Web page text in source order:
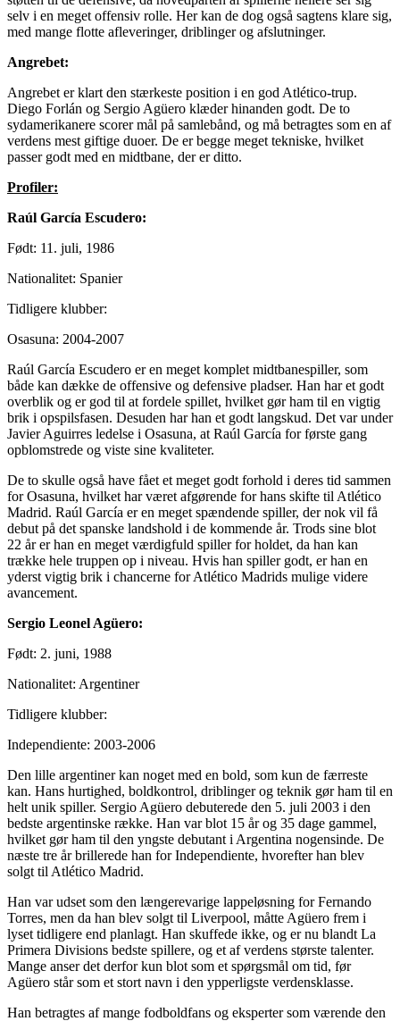
selv i en meget offensiv rolle. Her kan de dog også sagtens klare sig,
med mange flotte afleveringer, driblinger og afslutninger.
Angrebet:
Angrebet er klart den stærkeste position i en god Atlético-trup.
Diego Forlán og Sergio Agüero klæder hinanden godt. De to
sydamerikanere scorer mål på samlebånd, og må betragtes som en af
verdens mest giftige duoer. De er begge meget tekniske, hvilket
passer godt med en midtbane, der er ditto.
Profiler:
Raúl García Escudero:
Født: 11. juli, 1986
Nationalitet: Spanier
Tidligere klubber:
Osasuna: 2004-2007
Raúl García Escudero er en meget komplet midtbanespiller, som
både kan dække de offensive og defensive pladser. Han har et godt
overblik og er god til at fordele spillet, hvilket gør ham til en vigtig
brik i opspilsfasen. Desuden har han et godt langskud. Det var under
Javier Aguirres ledelse i Osasuna, at Raúl García for første gang
opblomstrede og viste sine kvaliteter.
De to skulle også have fået et meget godt forhold i deres tid sammen
for Osasuna, hvilket har været afgørende for hans skifte til Atlético
Madrid. Raúl García er en meget spændende spiller, der nok vil få
debut på det spanske landshold i de kommende år. Trods sine blot
22 år er han en meget værdigfuld spiller for holdet, da han kan
trække hele truppen op i niveau. Hvis han spiller godt, er han en
yderst vigtig brik i chancerne for Atlético Madrids mulige videre
avancement.
Sergio Leonel Agüero:
Født: 2. juni, 1988
Nationalitet: Argentiner
Tidligere klubber:
Independiente: 2003-2006
Den lille argentiner kan noget med en bold, som kun de færreste
kan. Hans hurtighed, boldkontrol, driblinger og teknik gør ham til en
helt unik spiller. Sergio Agüero debuterede den 5. juli 2003 i den
bedste argentinske række. Han var blot 15 år og 35 dage gammel,
hvilket gør ham til den yngste debutant i Argentina nogensinde. De
næste tre år brillerede han for Independiente, hvorefter han blev
solgt til Atlético Madrid.
Han var udset som den længerevarige lappeløsning for Fernando
Torres, men da han blev solgt til Liverpool, måtte Agüero frem i
lyset tidligere end planlagt. Han skuffede ikke, og er nu blandt La
Primera Divisions bedste spillere, og et af verdens største talenter.
Mange anser det derfor kun blot som et spørgsmål om tid, før
Agüero står som et stort navn i den ypperligste verdensklasse.
Han betragtes af mange fodboldfans og eksperter som værende den